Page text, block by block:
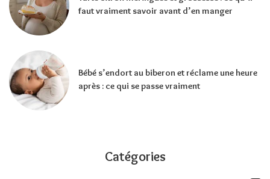
faut vraiment savoir avant d’en manger
Bébé s’endort au biberon et réclame une heure
après : ce qui se passe vraiment
Catégories